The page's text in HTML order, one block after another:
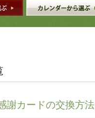
謝カードの交換方法